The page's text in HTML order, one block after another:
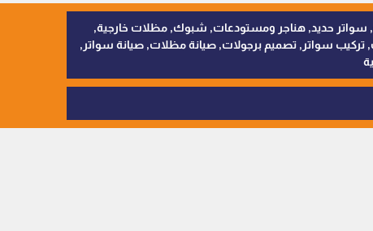
سواتر اقمشة, سواتر حديد, هناجر ومستودعات, شبوك, مظلات خارجية,
سواتر, تصميم برجولات, صيانة مظلات, صيانة سواتر,